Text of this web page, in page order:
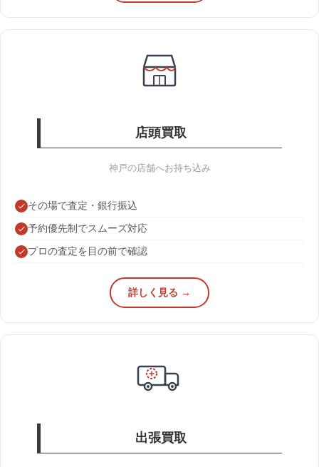
店頭買取
神戸の店舗へお持ち込み
その場で査定・銀行振込
予約優先制でスムーズ対応
プロの査定を目の前で確認
詳しく見る →
出張買取